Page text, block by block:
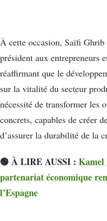
À cette occasion, Saïfi
président aux entrepreneurs
réaffirmant que le
sur la vitalité du secteur
nécessité de transformer les
concrets, capables de créer
d’assurer la durabilité de la
🟢 À LIRE AUSSI : Kamel
partenariat économique
l’Espagne